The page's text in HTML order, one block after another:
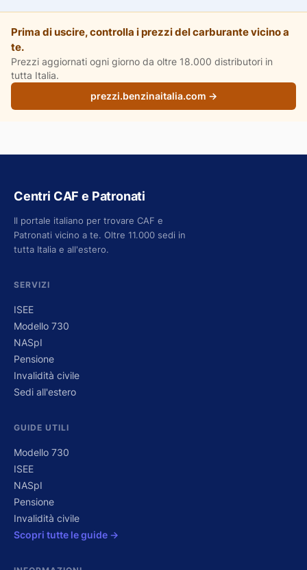
Prima di uscire, controlla i prezzi del carburante vicino a
te.
Prezzi aggiornati ogni giorno da oltre 18.000 distributori in
tutta Italia.
prezzi.benzinaitalia.com →
Centri CAF e Patronati
Il portale italiano per trovare CAF e
Patronati vicino a te. Oltre 11.000 sedi in
tutta Italia e all'estero.
SERVIZI
ISEE
Modello 730
NASpI
Pensione
Invalidità civile
Sedi all'estero
GUIDE UTILI
Modello 730
ISEE
NASpI
Pensione
Invalidità civile
Scopri tutte le guide →